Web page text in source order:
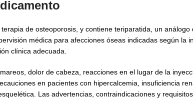
de osteoporosis, y contiene teriparatida, un análogo
médica para afecciones óseas indicadas según la
clínica adecuada.
dolor de cabeza, reacciones en el lugar de la
en pacientes con hipercalcemia, insuficiencia
Las advertencias, contraindicaciones y